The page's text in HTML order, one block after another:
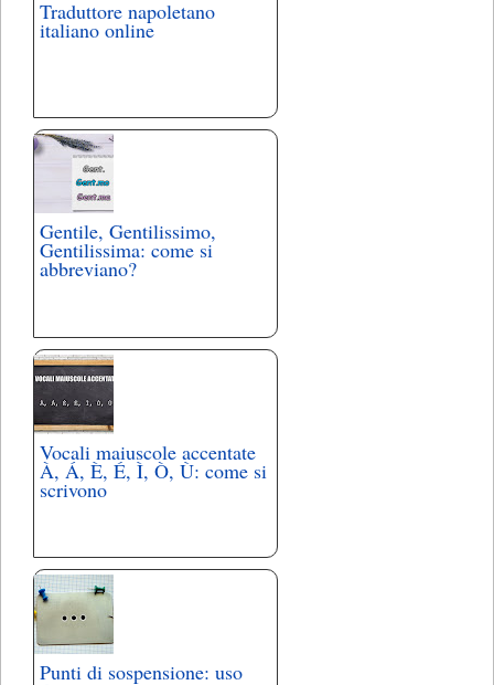
Traduttore napoletano
italiano online
Gentile, Gentilissimo,
Gentilissima: come si
abbreviano?
Vocali maiuscole accentate
À, Á, È, É, Ì, Ò, Ù: come si
scrivono
Punti di sospensione: uso